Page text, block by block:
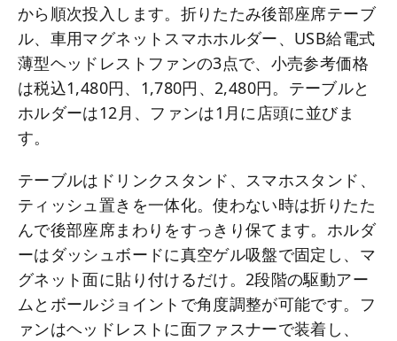
から順次投入します。折りたたみ後部座席テーブ
ル、車用マグネットスマホホルダー、USB給電式
薄型ヘッドレストファンの3点で、小売参考価格
は税込1,480円、1,780円、2,480円。テーブルと
ホルダーは12月、ファンは1月に店頭に並びま
す。
テーブルはドリンクスタンド、スマホスタンド、
ティッシュ置きを一体化。使わない時は折りたた
んで後部座席まわりをすっきり保てます。ホルダ
ーはダッシュボードに真空ゲル吸盤で固定し、マ
グネット面に貼り付けるだけ。2段階の駆動アー
ムとボールジョイントで角度調整が可能です。フ
ァンはヘッドレストに面ファスナーで装着し、